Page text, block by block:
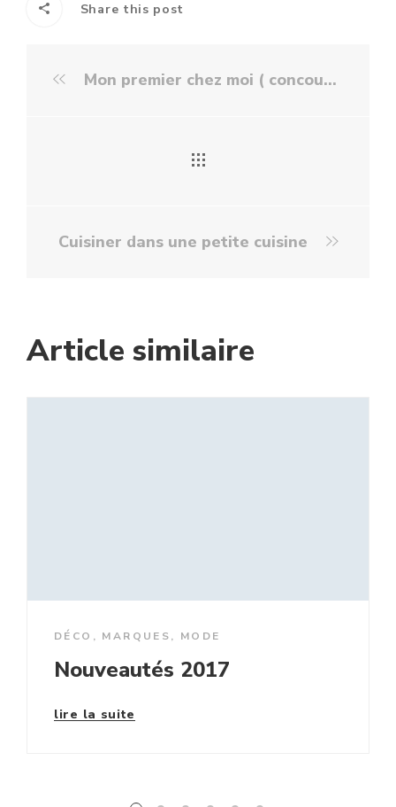
Share this post
Mon premier chez moi ( concours à l'intérieur )
Cuisiner dans une petite cuisine
Article similaire
DÉCO , MARQUES, MODE
Nouveautés 2017
lire la suite